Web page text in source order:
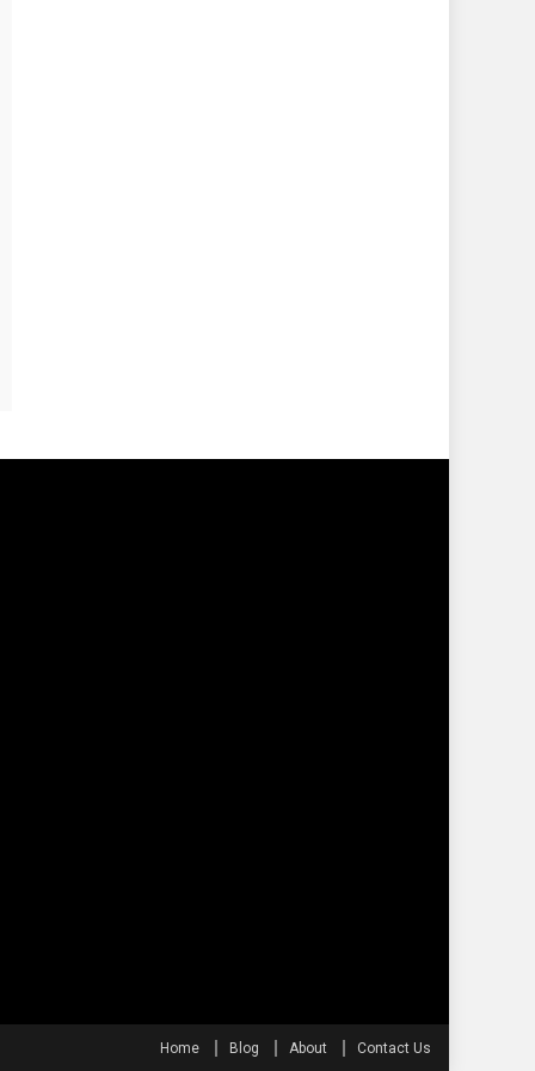
Home Blog About Contact Us